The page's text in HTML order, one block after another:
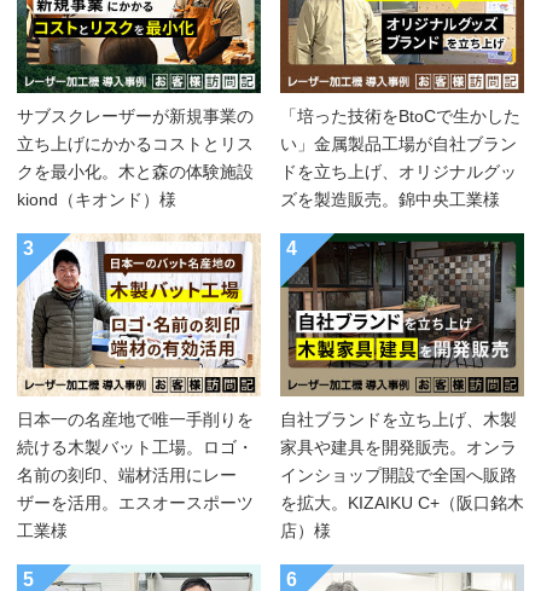
サブスクレーザーが新規事業の
立ち上げにかかるコストとリス
クを最小化。木と森の体験施設
kiond（キオンド）様
「培った技術をBtoCで生かした
い」金属製品工場が自社ブラン
ドを立ち上げ、オリジナルグッ
ズを製造販売。錦中央工業様
3
日本一の名産地で唯一手削りを
続ける木製バット工場。ロゴ・
名前の刻印、端材活用にレー
ザーを活用。エスオースポーツ
工業様
4
自社ブランドを立ち上げ、木製
家具や建具を開発販売。オンラ
インショップ開設で全国へ販路
を拡大。KIZAIKU C+（阪口銘木
店）様
5 6